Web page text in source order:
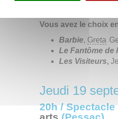
Vous avez le choix
Barbie, Greta
Le Fantôme de
Les Visiteurs,
Jeudi 19
20h / Spectacle